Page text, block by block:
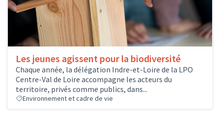
Les jeunes agissent pour la biodiversité
Chaque année, la délégation Indre-et-Loire de la LPO
Centre-Val de Loire accompagne les acteurs du
territoire, privés comme publics, dans...
Environnement et cadre de vie